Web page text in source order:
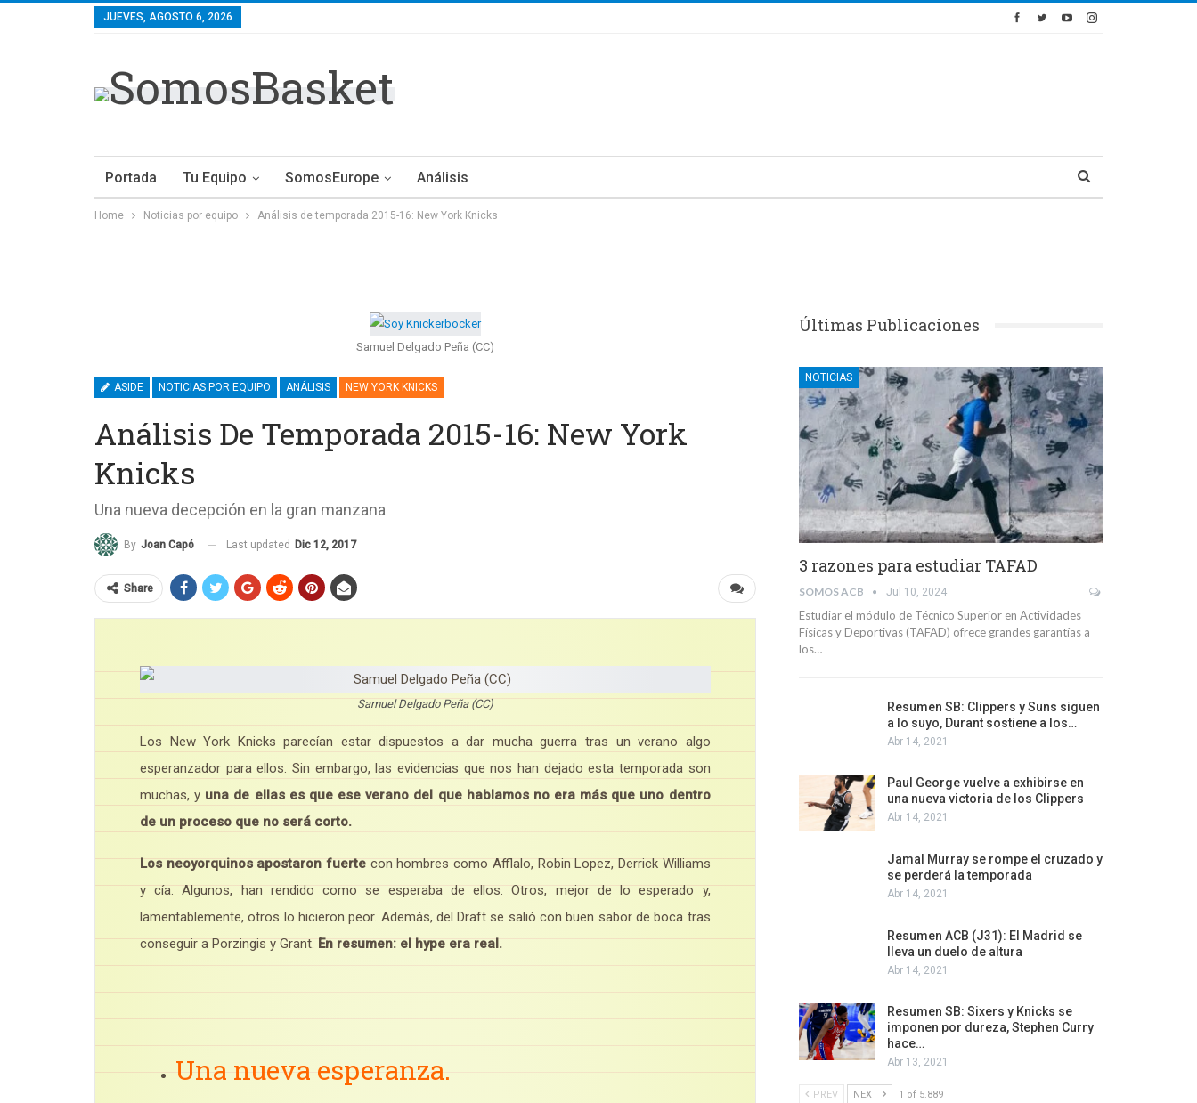
JUEVES, AGOSTO 6, 2026
Portada Tu Equipo SomosEurope Análisis
Home Noticias por equipo Análisis de temporada 2015-16: New York Knicks
Samuel Delgado Peña (CC)
ASIDE NOTICIAS POR EQUIPO ANÁLISIS NEW YORK KNICKS
Análisis De Temporada 2015-16: New York
Knicks
Una nueva decepción en la gran manzana
By Joan Capó Last updated Dic 12, 2017
Share
Samuel Delgado Peña (CC)
Los New York Knicks parecían estar dispuestos a dar mucha guerra tras un verano algo
esperanzador para ellos. Sin embargo, las evidencias que nos han dejado esta temporada son
muchas, y una de ellas es que ese verano del que hablamos no era más que uno dentro
de un proceso que no será corto.
Los neoyorquinos apostaron fuerte con hombres como Afflalo, Robin Lopez, Derrick Williams
y cía. Algunos, han rendido como se esperaba de ellos. Otros, mejor de lo esperado y,
lamentablemente, otros lo hicieron peor. Además, del Draft se salió con buen sabor de boca tras
conseguir a Porzingis y Grant. En resumen: el hype era real.
Una nueva esperanza.
Últimas Publicaciones
NOTICIAS
3 razones para estudiar TAFAD
SOMOS ACB Jul 10, 2024
Estudiar el módulo de Técnico Superior en Actividades
Físicas y Deportivas (TAFAD) ofrece grandes garantías a
los…
Resumen SB: Clippers y Suns siguen
a lo suyo, Durant sostiene a los…
Abr 14, 2021
Paul George vuelve a exhibirse en
una nueva victoria de los Clippers
Abr 14, 2021
Jamal Murray se rompe el cruzado y
se perderá la temporada
Abr 14, 2021
Resumen ACB (J31): El Madrid se
lleva un duelo de altura
Abr 14, 2021
Resumen SB: Sixers y Knicks se
imponen por dureza, Stephen Curry
hace…
Abr 13, 2021
PREV NEXT 1 of 5.889